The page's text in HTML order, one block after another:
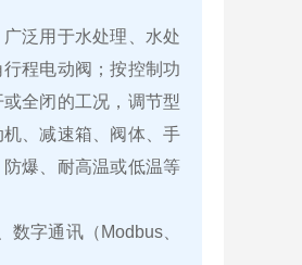
泛用于水处理、水处
程电动阀；按控制功
全闭的工况，调节型
、减速箱、阀体、手
爆、耐高温或低温等
数字通讯（Modbus、